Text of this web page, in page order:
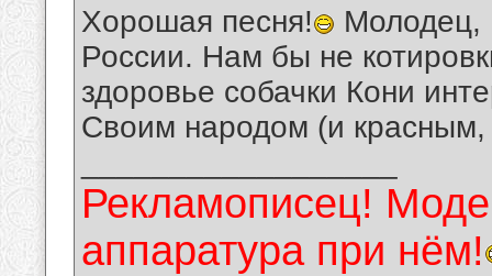
Хорошая песня!
Молодец,
России. Нам бы не
здоровье собачки Кони
Своим народом (и
Рекламописец!
аппаратура при нём!